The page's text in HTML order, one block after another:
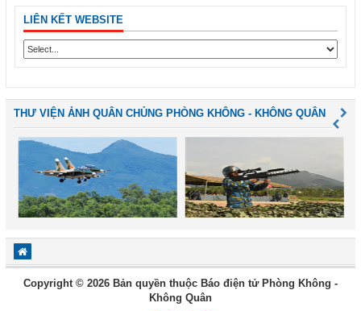
LIÊN KẾT WEBSITE
THƯ VIỆN ẢNH QUÂN CHỦNG PHÒNG KHÔNG - KHÔNG QUÂN
Copyright © 2026 Bản quyền thuộc Báo điện tử Phòng Không -
Không Quân